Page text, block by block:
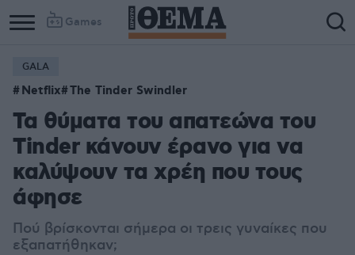
Games
GALA
Netflix The Tinder Swindler
Τα θύματα του απατεώνα του
Tinder κάνουν έρανο για να
καλύψουν τα χρέη που τους
άφησε
Πού βρίσκονται σήμερα οι τρεις γυναίκες που
εξαπατήθηκαν;